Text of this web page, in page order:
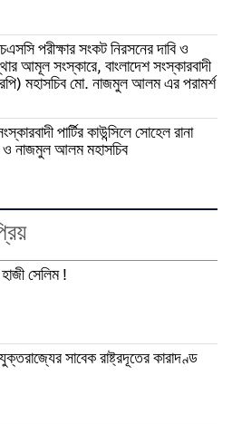
পরীক্ষার সংকট নিরসনের দাবি ও
আমূল সংস্কারে, বাংলাদেশ সংস্কারবাদী
মহাসচিব মো. নাজমুল আলম এর পরামর্শ
পার্টির কাউন্সিলে সোহেল রানা
ও নাজমুল আলম মহাসচিব
সেলিম !
সাবেক রাষ্ট্রদূতের কারাদণ্ড